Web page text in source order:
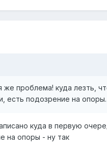
же проблема! куда лезть,
есть подозрение на опоры.
куда в первую
на опоры - ну так